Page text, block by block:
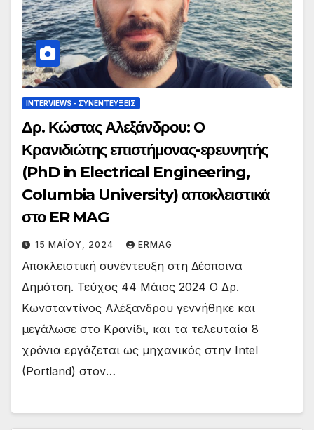
INTERVIEWS - ΣΥΝΕΝΤΕΎΞΕΙΣ
Δρ. Κώστας Αλεξάνδρου: Ο
Κρανιδιώτης επιστήμονας-ερευνητής
(PhD in Electrical Engineering,
Columbia University) αποκλειστικά
στο ER MAG
15 ΜΑΪ́ΟΥ, 2024 ERMAG
Αποκλειστική συνέντευξη στη Δέσποινα
Δημότση. Τεύχος 44 Μάιος 2024 Ο Δρ.
Κωνσταντίνος Αλέξανδρου γεννήθηκε και
μεγάλωσε στο Κρανίδι, και τα τελευταία 8
χρόνια εργάζεται ως μηχανικός στην Intel
(Portland) στον…